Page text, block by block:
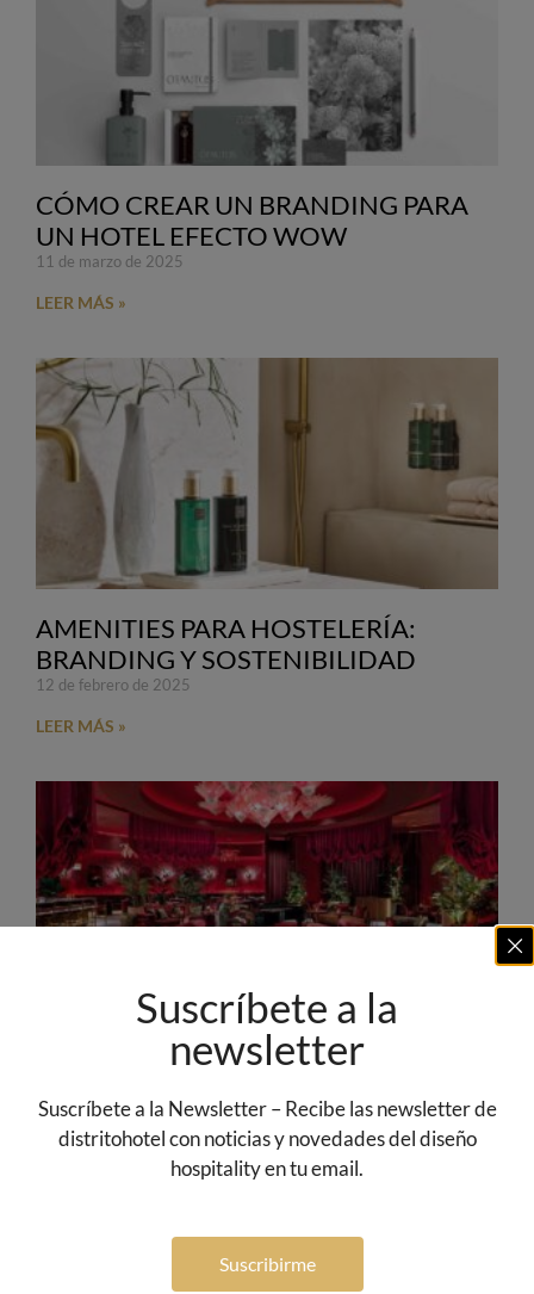
CÓMO CREAR UN BRANDING PARA
UN HOTEL EFECTO WOW
11 de marzo de 2025
LEER MÁS »
AMENITIES PARA HOSTELERÍA:
BRANDING Y SOSTENIBILIDAD
12 de febrero de 2025
LEER MÁS »
TENDENCIA NOSTALGIA STYLE:
12 de febrero de 2025
LEER MÁS »
Suscríbete a la
newsletter
Suscríbete a la Newsletter – Recibe las newsletter de
distritohotel con noticias y novedades del diseño
hospitality en tu email.
Suscribirme